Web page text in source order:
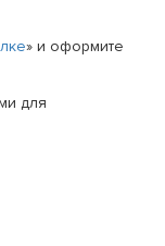
» и оформите
для